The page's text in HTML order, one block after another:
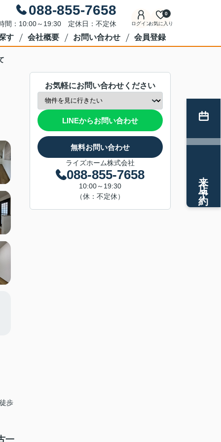
088-855-7658
間：10:00～19:30 定休日：不定休 ログインお気に入り
0
す 会社概要 お問い合わせ 会員登録
歩
一
お気軽にお問い合わせください
LINEからお問い合わせ
無料お問い合わせ
ライズホーム株式会社
088-855-7658
10:00～19:30
（休：不定休）
来店予約